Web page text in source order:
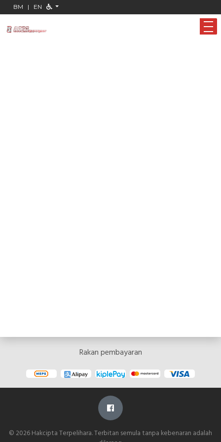
BM | EN
Rakan pembayaran
© 2026 Hakcipta Terpelihara. Terbitan semula tanpa kebenaran adalah